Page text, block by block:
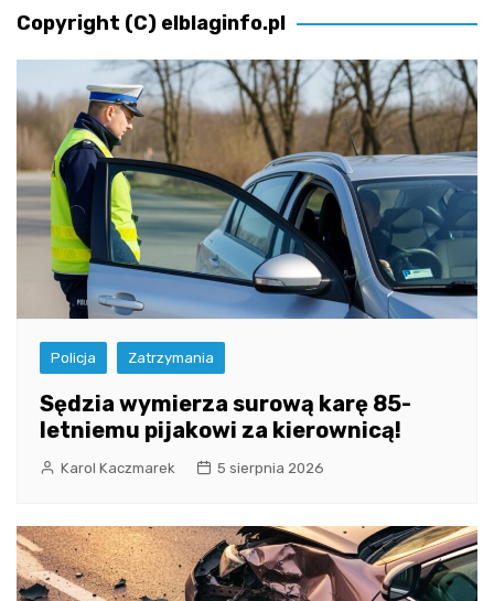
Copyright (C) elblaginfo.pl
Policja Zatrzymania
Sędzia wymierza surową karę 85-
letniemu pijakowi za kierownicą!
Karol Kaczmarek 5 sierpnia 2026